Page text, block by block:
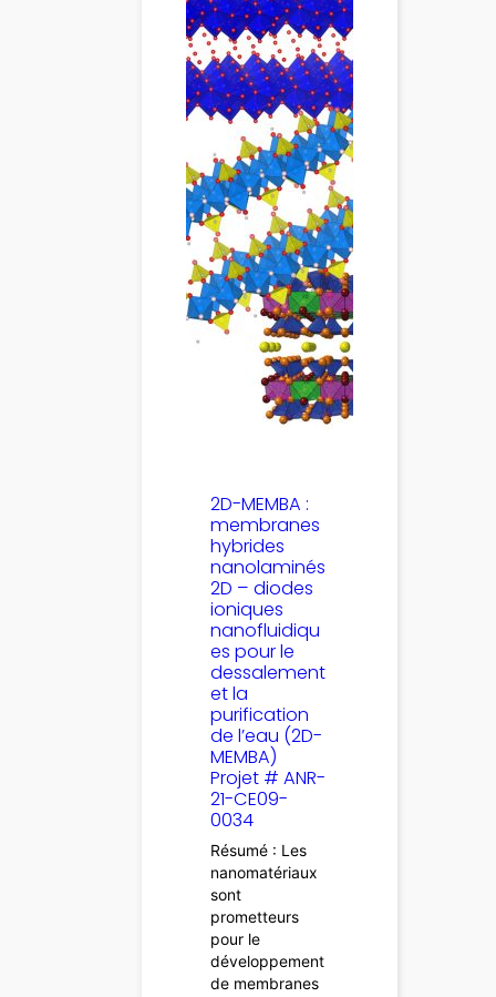
2D-MEMBA :
membranes
hybrides
nanolaminés
2D – diodes
ioniques
nanofluidiqu
es pour le
dessalement
et la
purification
de l’eau (2D-
MEMBA)
Projet # ANR-
21-CE09-
0034
Résumé : Les
nanomatériaux
sont
prometteurs
pour le
développement
de membranes